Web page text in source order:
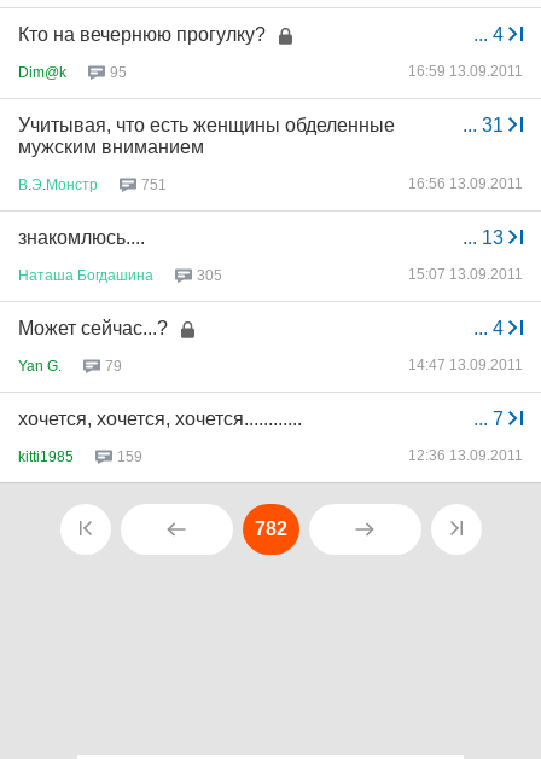
... 4
Кто на вечернюю прогулку?
Dim@k 95 16:59 13.09.2011
... 31
Учитывая, что есть женщины обделенные
мужским вниманием
В Э Монстр 751 16:56 13.09.2011
... 13
знакомлюсь....
Наташа Богдашина 305 15:07 13.09.2011
... 4
Может сейчас...?
Yan G. 79 14:47 13.09.2011
... 7
хочется, хочется, хочется............
kitti1985 159 12:36 13.09.2011
782